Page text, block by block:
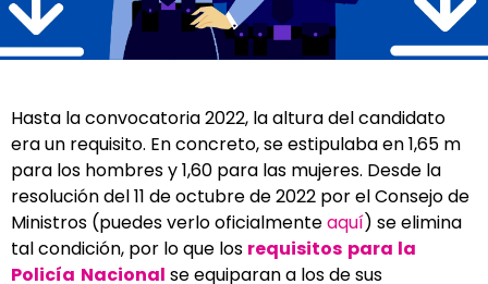
Hasta la convocatoria 2022, la altura del candidato
era un requisito. En concreto, se estipulaba en 1,65 m
para los hombres y 1,60 para las mujeres. Desde la
resolución del 11 de octubre de 2022 por el Consejo de
Ministros (puedes verlo oficialmenteaquí) se elimina
tal condición, por lo que los requisitos para la
Policía Nacional se equiparan a los de sus